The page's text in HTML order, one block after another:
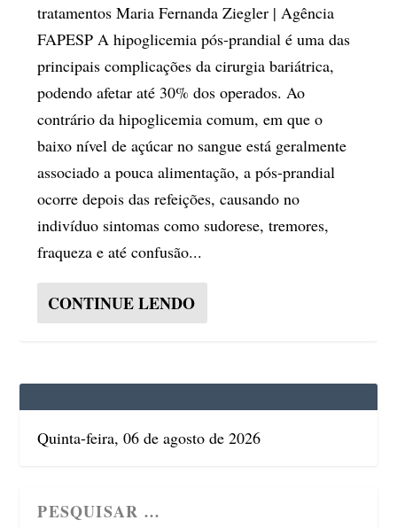
tratamentos Maria Fernanda Ziegler | Agência
FAPESP A hipoglicemia pós-prandial é uma das
principais complicações da cirurgia bariátrica,
podendo afetar até 30% dos operados. Ao
contrário da hipoglicemia comum, em que o
baixo nível de açúcar no sangue está geralmente
associado a pouca alimentação, a pós-prandial
ocorre depois das refeições, causando no
indivíduo sintomas como sudorese, tremores,
fraqueza e até confusão...
CONTINUE LENDO
Quinta-feira, 06 de agosto de 2026